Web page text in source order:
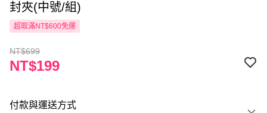
封夾(中號/組)
超取滿NT$600免運
NT$699
NT$199
付款與運送方式